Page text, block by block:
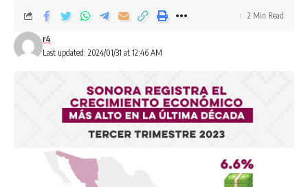
Last updated: 2024/01/31 at 12:46 AM
r4
2 Min Read